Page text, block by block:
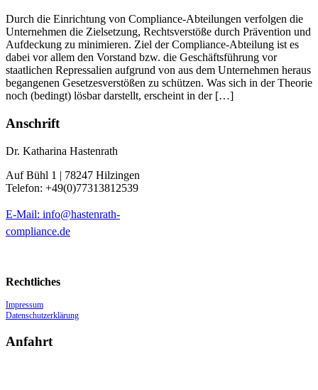
Durch die Einrichtung von Compliance-Abteilungen verfolgen die
Unternehmen die Zielsetzung, Rechtsverstöße durch Prävention und
Aufdeckung zu minimieren. Ziel der Compliance-Abteilung ist es
dabei vor allem den Vorstand bzw. die Geschäftsführung vor
staatlichen Repressalien aufgrund von aus dem Unternehmen heraus
begangenen Gesetzesverstößen zu schützen. Was sich in der Theorie
noch (bedingt) lösbar darstellt, erscheint in der […]
Anschrift
Dr. Katharina Hastenrath
Auf Bühl 1 | 78247 Hilzingen
Telefon: +49(0)77313812539
E-Mail: info@hastenrath-
compliance.de
Rechtliches
Impressum
Datenschutzerklärung
Anfahrt